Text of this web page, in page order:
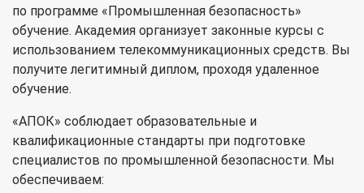
по программе «Промышленная безопасность»
обучение. Академия организует законные курсы с
использованием телекоммуникационных средств. Вы
получите легитимный диплом, проходя удаленное
обучение.
«АПОК» соблюдает образовательные и
квалификационные стандарты при подготовке
специалистов по промышленной безопасности. Мы
обеспечиваем: